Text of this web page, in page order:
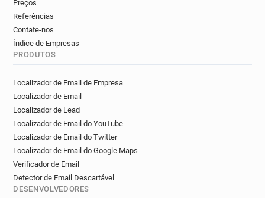
Preços
Referências
Contate-nos
Índice de Empresas
PRODUTOS
Localizador de Email de Empresa
Localizador de Email
Localizador de Lead
Localizador de Email do YouTube
Localizador de Email do Twitter
Localizador de Email do Google Maps
Verificador de Email
Detector de Email Descartável
DESENVOLVEDORES